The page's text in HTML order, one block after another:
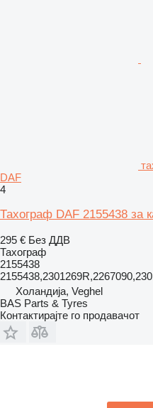
DAF
4
Тахограф DAF 2155438 за
295 € Без ДДВ
Тахограф
2155438
Холандија, Veghel
BAS Parts & Tyres
Контактирајте го продавачот